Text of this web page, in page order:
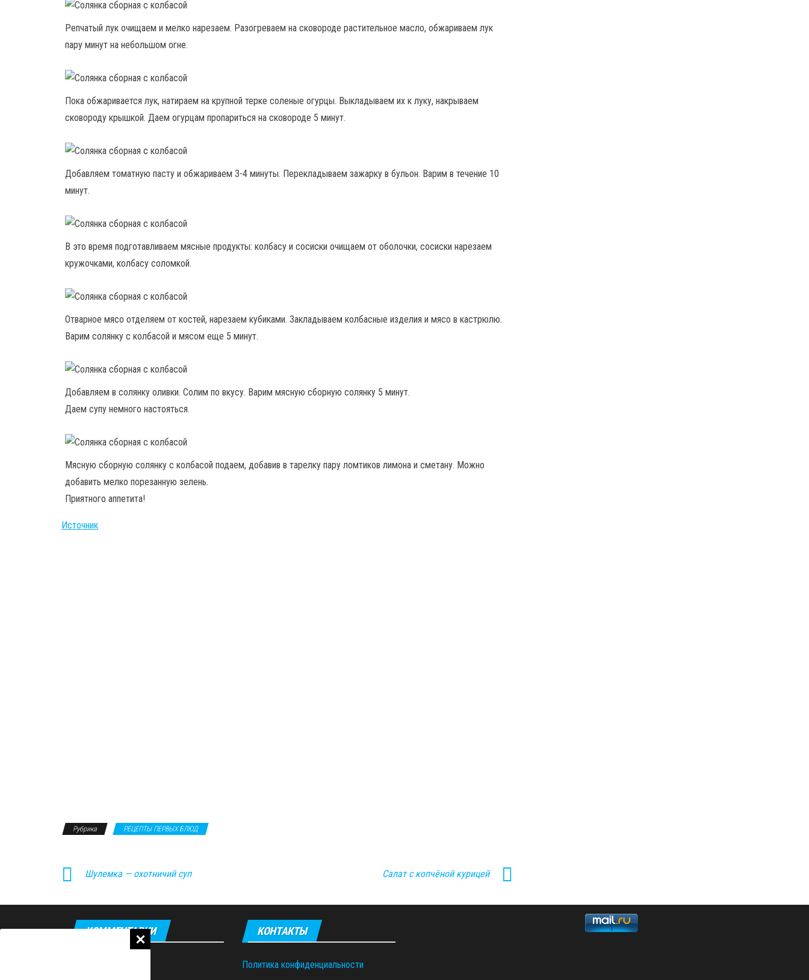
Репчатый лук очищаем и мелко нарезаем. Разогреваем на сковороде растительное масло, обжариваем лук
пару минут на небольшом огне.
Пока обжаривается лук, натираем на крупной терке соленые огурцы. Выкладываем их к луку, накрываем
сковороду крышкой. Даем огурцам пропариться на сковороде 5 минут.
Добавляем томатную пасту и обжариваем 3-4 минуты. Перекладываем зажарку в бульон. Варим в течение 10
минут.
В это время подготавливаем мясные продукты: колбасу и сосиски очищаем от оболочки, сосиски нарезаем
кружочками, колбасу соломкой.
Отварное мясо отделяем от костей, нарезаем кубиками. Закладываем колбасные изделия и мясо в кастрюлю.
Варим солянку с колбасой и мясом еще 5 минут.
Добавляем в солянку оливки. Солим по вкусу. Варим мясную сборную солянку 5 минут.
Даем супу немного настояться.
Мясную сборную солянку с колбасой подаем, добавив в тарелку пару ломтиков лимона и сметану. Можно
добавить мелко порезанную зелень.
Приятного аппетита!
Источник
Рубрика РЕЦЕПТЫ ПЕРВЫХ БЛЮД
Шулемка — охотничий суп Салат с копчёной курицей
КОММЕНТАРИИ КОНТАКТЫ
Политика конфиденциальности